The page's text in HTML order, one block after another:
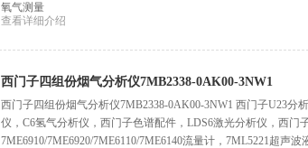
氧气测量
查看详细介绍
西门子四组份烟气分析仪7MB2338-0AK00-3NW1
西门子四组份烟气分析仪7MB2338-0AK00-3NW1 西门子U23分
仪，C6氢气分析仪，西门子色谱配件，LDS6激光分析仪，西门
7ME6910/7ME6920/7ME6110/7ME6140流量计，7ML5221超声